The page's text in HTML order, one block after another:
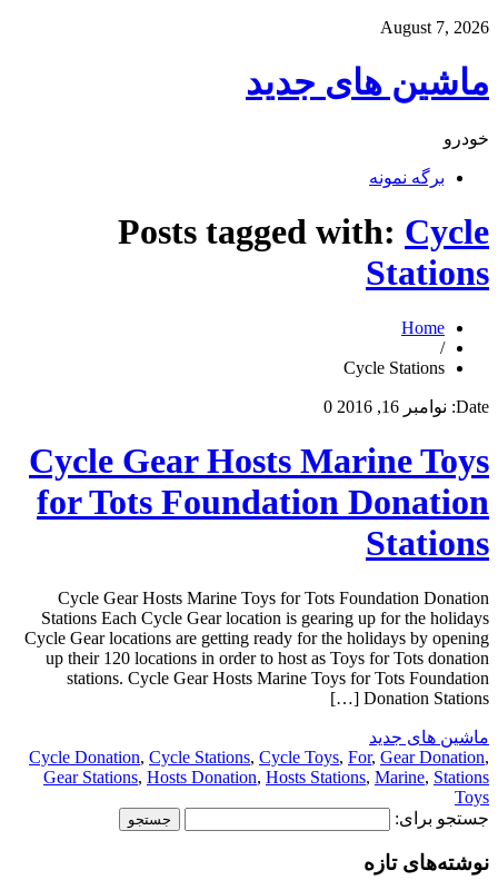
August 7, 2026
ماشین های جدید
خودرو
برگه نمونه
Posts tagged with: Cycle
Stations
Home
/
Cycle Stations
Date: نوامبر 16, 2016 0
Cycle Gear Hosts Marine Toys
for Tots Foundation Donation
Stations
Cycle Gear Hosts Marine Toys for Tots Foundation Donation
Stations Each Cycle Gear location is gearing up for the holidays
Cycle Gear locations are getting ready for the holidays by opening
up their 120 locations in order to host as Toys for Tots donation
stations. Cycle Gear Hosts Marine Toys for Tots Foundation
Donation Stations […]
ماشین های جدید
Cycle Donation, Cycle Stations, Cycle Toys, For, Gear Donation,
Gear Stations, Hosts Donation, Hosts Stations, Marine, Stations
Toys
جستجو برای:
نوشته‌های تازه